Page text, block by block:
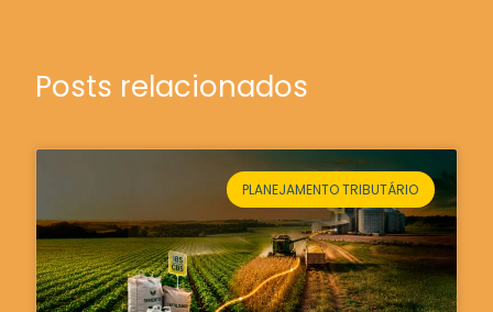
Posts relacionados
PLANEJAMENTO TRIBUTÁRIO